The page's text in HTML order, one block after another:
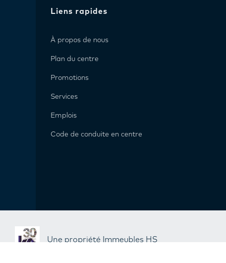
Liens rapides
À propos de nous
Plan du centre
Promotions
Services
Emplois
Code de conduite en centre
Une propriété Immeubles HS